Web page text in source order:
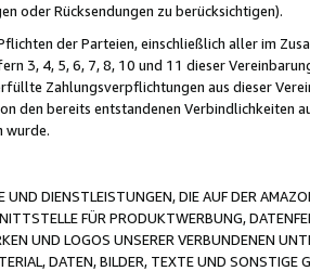
oder Rücksendungen zu berücksichtigen).
der Parteien, einschließlich aller im
3, 4, 5, 6, 7, 8, 10 und 11 dieser
Zahlungsverpflichtungen aus dieser
den bereits entstandenen Verbindlichkeiten
wurde.
DIENSTLEISTUNGEN, DIE AUF DER
FÜR PRODUKTWERBUNG,
UND LOGOS UNSERER VERBUNDENEN
DATEN, BILDER, TEXTE UND SONSTIGE